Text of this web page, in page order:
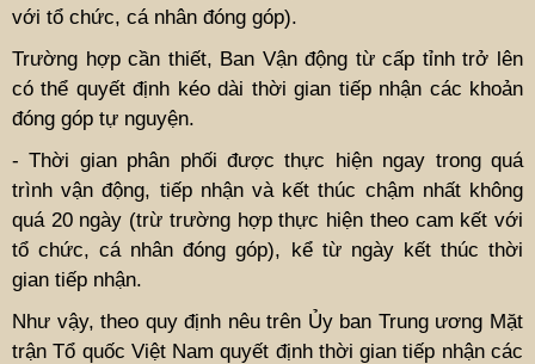
với tổ chức, cá nhân đóng góp).
Trường hợp cần thiết, Ban Vận động từ cấp tỉnh trở lên
có thể quyết định kéo dài thời gian tiếp nhận các khoản
đóng góp tự nguyện.
- Thời gian phân phối được thực hiện ngay trong quá
trình vận động, tiếp nhận và kết thúc chậm nhất không
quá 20 ngày (trừ trường hợp thực hiện theo cam kết với
tổ chức, cá nhân đóng góp), kể từ ngày kết thúc thời
gian tiếp nhận.
Như vậy, theo quy định nêu trên Ủy ban Trung ương Mặt
trận Tổ quốc Việt Nam quyết định thời gian tiếp nhận các